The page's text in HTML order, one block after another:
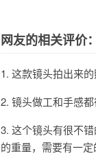
网友的相关评价：
1. 这款镜头拍出来
2. 镜头做工和手感
3. 这个镜头有很不
的重量，需要有一定